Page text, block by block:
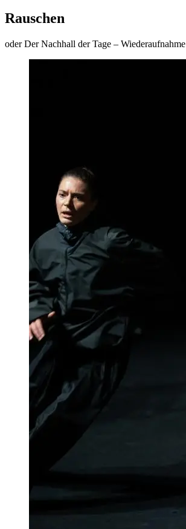
Rauschen
oder Der Nachhall der Tage – Wiederaufnahme